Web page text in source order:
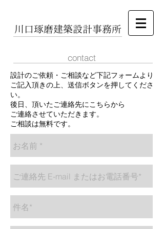
​川口琢磨建築設計事務所
contact
設計のご依頼・ご相談など下記フォームより
ご記入頂きの上、送信ボタンを押してくださ
い。
​後日、頂いたご連絡先にこちらから
ご連絡させていただきます。
​ご相談は無料です。